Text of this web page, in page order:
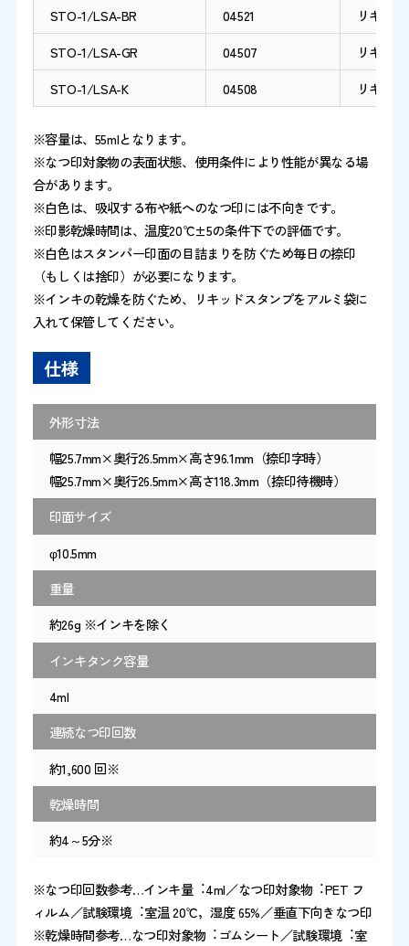
STO-1/LSA-BR 04521
リキッ
STO-1/LSA-GR
04507
リキッ
STO-1/LSA-K
04508 リキッ
※容量は、55mlとなります。
※なつ印対象物の表面状態、使用条件により性能が異なる場
合があります。
※白色は、吸収する布や紙へのなつ印には不向きです。
※印影乾燥時間は、温度20℃±5の条件下での評価です。
※白色はスタンパー印面の目詰まりを防ぐため毎日の捺印
（もしくは捨印）が必要になります。
※インキの乾燥を防ぐため、リキッドスタンプをアルミ袋に
入れて保管してください。
仕様
外形寸法
幅25.7mm×奥行26.5mm×高さ96.1mm（捺印字時）
幅25.7mm×奥行26.5mm×高さ118.3mm（捺印待機時）
印面サイズ
φ10.5mm
重量
約26g ※インキを除く
インキタンク容量
4ml
連続なつ印回数
約1,600 回※
乾燥時間
約4～5分※
※なつ印回数参考…インキ量︓4ml／なつ印対象物︓PET フ
ィルム／試験環境︓室温 20℃，湿度 65%／垂直下向きなつ印
※乾燥時間参考…なつ印対象物︓ゴムシート／試験環境︓室